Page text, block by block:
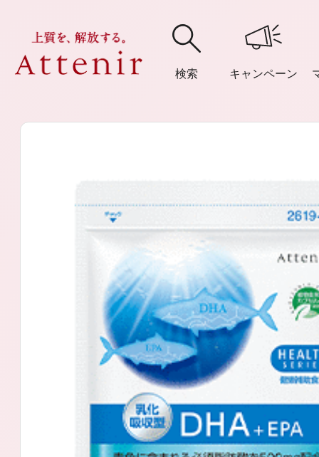
検索 キャンペーン
アテニア
ブランドサイ
アテニアの「